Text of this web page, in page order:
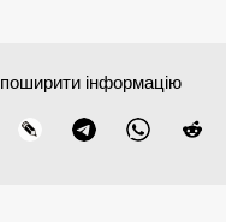
поширити інформацію